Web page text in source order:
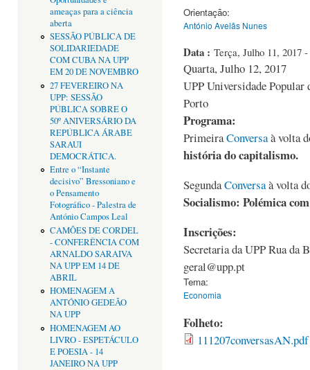
ameaças para a ciência
aberta
SESSÃO PÚBLICA DE
SOLIDARIEDADE
COM CUBA NA UPP
EM 20 DE NOVEMBRO
27 FEVEREIRO NA
UPP: SESSÃO
PÚBLICA SOBRE O
50º ANIVERSÁRIO DA
REPÚBLICA ÁRABE
SARAUI
DEMOCRÁTICA.
Entre o “Instante
decisivo” Bressoniano e
o Pensamento
Fotográfico - Palestra de
António Campos Leal
CAMÕES DE CORDEL
- CONFERÊNCIA COM
ARNALDO SARAIVA
NA UPP EM 14 DE
ABRIL
HOMENAGEM A
ANTÓNIO GEDEÃO
NA UPP
HOMENAGEM AO
LIVRO - ESPETÁCULO
E POESIA - 14
JANEIRO NA UPP
Orientação:
António Avelãs Nunes
Data : Terça, Julho 11, 2017
Quarta, Julho 12, 2017
UPP Universidade Popular
Porto
Programa:
PrimeiraConversaà volta
história do capitalismo.
SegundaConversaà volta
Socialismo: Polémica
Inscrições:
Secretaria da UPP Rua da
geral@upp.pt
Tema:
Economia
Folheto:
111207conversasAN.pdf